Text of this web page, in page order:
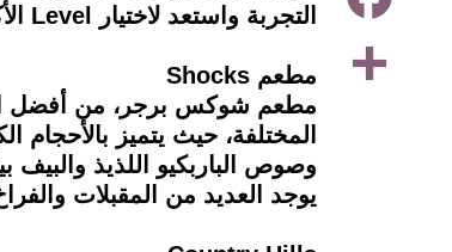
Share
التجربة واستعد لاختيار Level الأكل السبايسي من الـ4 مستويات التي وضعها المطعم للأكل الحار.
مطعم Shocks
المختلفة، حيث يتميز
وصوص الباربكيو اللذيذ
يوجد العديد من المقبلات